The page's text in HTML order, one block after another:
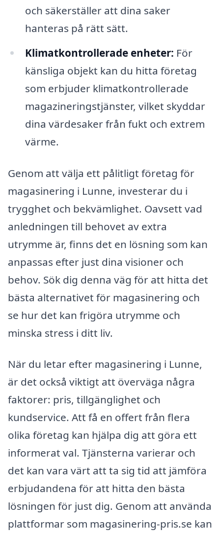
och säkerställer att dina saker
hanteras på rätt sätt.
Klimatkontrollerade enheter: För
känsliga objekt kan du hitta företag
som erbjuder klimatkontrollerade
magazineringstjänster, vilket skyddar
dina värdesaker från fukt och extrem
värme.
Genom att välja ett pålitligt företag för
magasinering i Lunne, investerar du i
trygghet och bekvämlighet. Oavsett vad
anledningen till behovet av extra
utrymme är, finns det en lösning som kan
anpassas efter just dina visioner och
behov. Sök dig denna väg för att hitta det
bästa alternativet för magasinering och
se hur det kan frigöra utrymme och
minska stress i ditt liv.
När du letar efter magasinering i Lunne,
är det också viktigt att överväga några
faktorer: pris, tillgänglighet och
kundservice. Att få en offert från flera
olika företag kan hjälpa dig att göra ett
informerat val. Tjänsterna varierar och
det kan vara värt att ta sig tid att jämföra
erbjudandena för att hitta den bästa
lösningen för just dig. Genom att använda
plattformar som magasinering-pris.se kan